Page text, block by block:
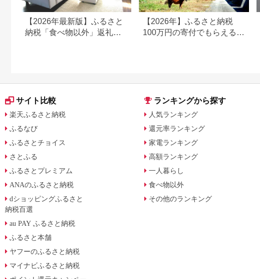
【2026年最新版】ふるさと
納税「食べ物以外」返礼品
【2026年】ふるさと納税
100万円の寄付でもらえるお
サイト比較
楽天ふるさと納税
ふるなび
ふるさとチョイス
さとふる
ふるさとプレミアム
ANAのふるさと納税
dショッピングふるさと
納税百選
au PAY ふるさと納税
ふるさと本舗
ヤフーのふるさと納税
マイナビふるさと納税
ランキングから探す
人気ランキング
還元率ランキング
家電ランキング
高額ランキング
一人暮らし
食べ物以外
その他のランキング